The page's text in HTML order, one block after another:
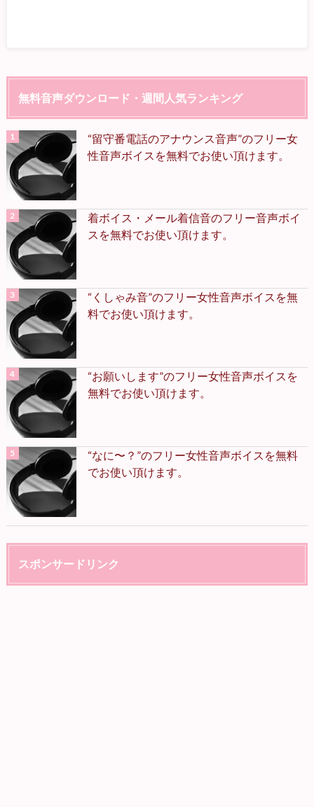
無料音声ダウンロード・週間人気ランキング
“留守番電話のアナウンス音声”のフリー女
性音声ボイスを無料でお使い頂けます。
着ボイス・メール着信音のフリー音声ボイ
スを無料でお使い頂けます。
“くしゃみ音”のフリー女性音声ボイスを無
料でお使い頂けます。
“お願いします”のフリー女性音声ボイスを
無料でお使い頂けます。
“なに〜？”のフリー女性音声ボイスを無料
でお使い頂けます。
スポンサードリンク